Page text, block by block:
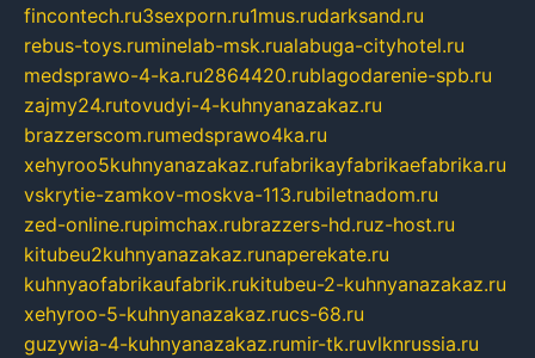
fincontech.ru3sexporn.ru1mus.rudarksand.ru
rebus-toys.ruminelab-msk.rualabuga-cityhotel.ru
medsprawo-4-ka.ru2864420.rublagodarenie-spb.ru
zajmy24.rutovudyi-4-kuhnyanazakaz.ru
brazzerscom.rumedsprawo4ka.ru
xehyroo5kuhnyanazakaz.rufabrikayfabrikaefabrika.ru
vskrytie-zamkov-moskva-113.rubiletnadom.ru
zed-online.rupimchax.rubrazzers-hd.ruz-host.ru
kitubeu2kuhnyanazakaz.runaperekate.ru
kuhnyaofabrikaufabrik.rukitubeu-2-kuhnyanazakaz.ru
xehyroo-5-kuhnyanazakaz.rucs-68.ru
guzywia-4-kuhnyanazakaz.rumir-tk.ruvlknrussia.ru